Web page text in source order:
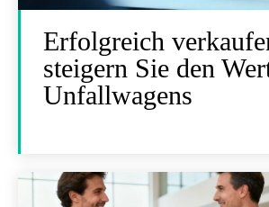
Erfolgreich
steigern Sie den
Unfallwagens